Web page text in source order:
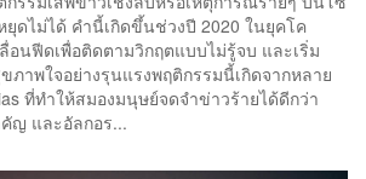
ยุดไม่ได้ คำนี้เกิดขึ้นช่วงปี 2020 ในยุคโค
อนฟีดเพื่อติดตามวิกฤตแบบไม่รู้จบ และเริ่ม
ภาพใจอย่างรุนแรงพฤติกรรมนี้เกิดจากหลาย
ที่ทำให้สมองมนุษย์จดจำข่าวร้ายได้ดีกว่า
ญ และอัลกอร...